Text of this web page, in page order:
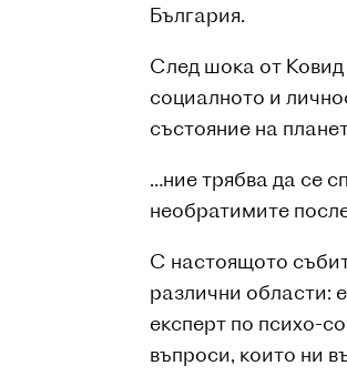
България.
След шока от Ковид
социалното и
състояние на
…ние трябва да се
необратимите
С настоящото
различни области:
експерт по психо-
въпроси, които ни